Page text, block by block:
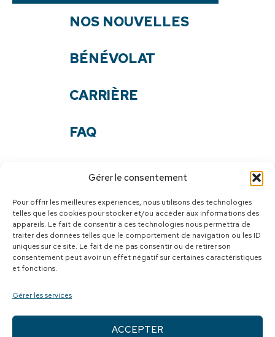
Gérer le consentement
Pour offrir les meilleures expériences, nous utilisons des technologies
telles que les cookies pour stocker et/ou accéder aux informations des
appareils. Le fait de consentir à ces technologies nous permettra de
traiter des données telles que le comportement de navigation ou les ID
uniques sur ce site. Le fait de ne pas consentir ou de retirer son
consentement peut avoir un effet négatif sur certaines caractéristiques
et fonctions.
Gérer les services
ACCEPTER
NOS NOUVELLES
BÉNÉVOLAT
CARRIÈRE
FAQ
NOS DOCUMENTS
NOUS JOINDRE
SUIVEZ-NOUS
Facebook